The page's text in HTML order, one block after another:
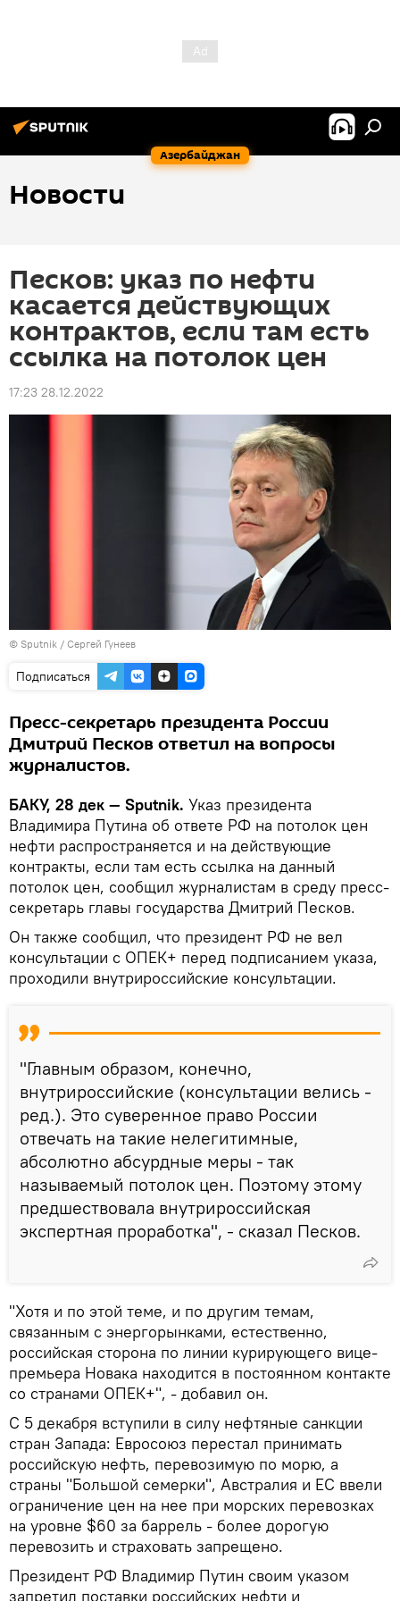
Азербайджан
Новости
Песков: указ по нефти
касается действующих
контрактов, если там есть
ссылка на потолок цен
17:23 28.12.2022
© Sputnik / Сергей Гунеев
Подписаться
Пресс-секретарь президента России
Дмитрий Песков ответил на вопросы
журналистов.
БАКУ, 28 дек — Sputnik. Указ президента
Владимира Путина об ответе РФ на потолок цен
нефти распространяется и на действующие
контракты, если там есть ссылка на данный
потолок цен, сообщил журналистам в среду пресс-
секретарь главы государства Дмитрий Песков.
Он также сообщил, что президент РФ не вел
консультации с ОПЕК+ перед подписанием указа,
проходили внутрироссийские консультации.
"Главным образом, конечно,
внутрироссийские (консультации велись -
ред.). Это суверенное право России
отвечать на такие нелегитимные,
абсолютно абсурдные меры - так
называемый потолок цен. Поэтому этому
предшествовала внутрироссийская
экспертная проработка", - сказал Песков.
"Хотя и по этой теме, и по другим темам,
связанным с энергорынками, естественно,
российская сторона по линии курирующего вице-
премьера Новака находится в постоянном контакте
со странами ОПЕК+", - добавил он.
С 5 декабря вступили в силу нефтяные санкции
стран Запада: Евросоюз перестал принимать
российскую нефть, перевозимую по морю, а
страны "Большой семерки", Австралия и ЕС ввели
ограничение цен на нее при морских перевозках
на уровне $60 за баррель - более дорогую
перевозить и страховать запрещено.
Президент РФ Владимир Путин своим указом
запретил поставки российских нефти и